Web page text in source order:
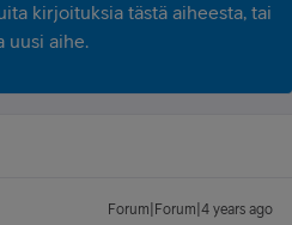
kirjoituksia tästä aiheesta, tai
uusi aihe.
Forum|Forum|4 years ago